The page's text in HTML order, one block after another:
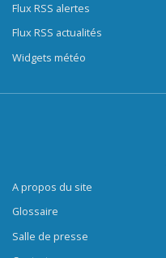
Flux RSS alertes
Flux RSS actualités
Widgets météo
A propos du site
Glossaire
Salle de presse